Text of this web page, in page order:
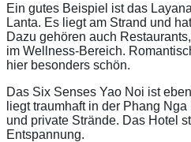
Ein gutes Beispiel ist das
Lanta. Es liegt am Strand und
Dazu gehören auch
im Wellness-Bereich.
hier besonders schön.
Das Six Senses Yao Noi ist
liegt traumhaft in der Phang
und private Strände. Das Hotel
Entspannung.